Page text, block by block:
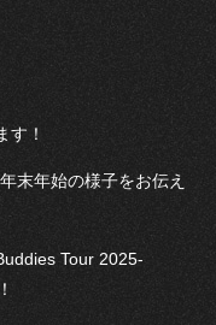
す！
末年始の様子をお伝え
Tour 2025-